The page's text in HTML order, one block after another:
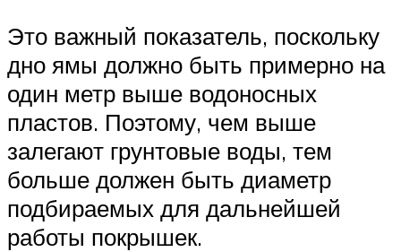
Это важный показатель, поскольку
дно ямы должно быть примерно на
один метр выше водоносных
пластов. Поэтому, чем выше
залегают грунтовые воды, тем
больше должен быть диаметр
подбираемых для дальнейшей
работы покрышек.